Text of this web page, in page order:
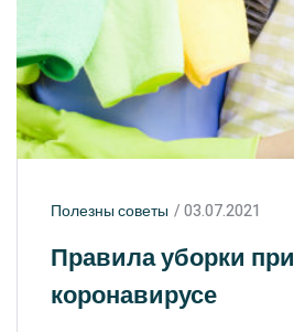
Полезны советы 03.07.2021
Правила уборки при
коронавирусе